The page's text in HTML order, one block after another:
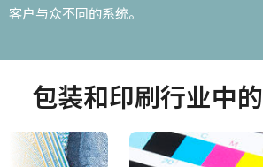
客户与众不同的系统。
包装和印刷行业中